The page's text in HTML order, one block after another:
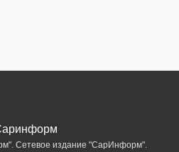
Сетевое издание "СарИнформ".